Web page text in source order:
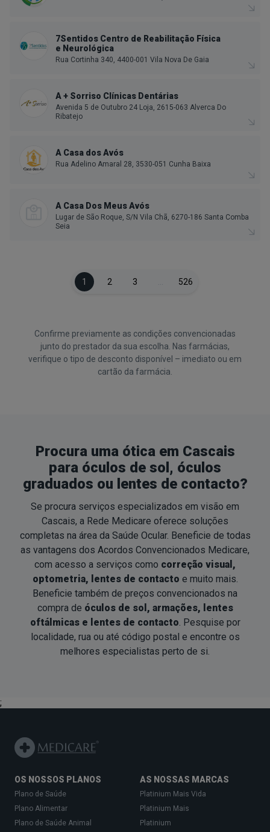
7Sentidos Centro de Reabilitação Física
e Neurológica
Rua Cortinha 340, 4400-001 Vila Nova De Gaia
A + Sorriso Clínicas Dentárias
Avenida 5 de Outubro 24 Loja, 2615-063 Alverca Do
Ribatejo
A Casa dos Avós
Rua Adelino Amaral 28, 3530-051 Cunha Baixa
A Casa Dos Meus Avós
Lugar de São Roque, S/N Vila Chã, 6270-186 Santa Comba
Seia
1 2 3 526
Confirme previamente as condições convencionadas
junto do prestador da sua escolha. Nas farmácias,
verifique o tipo de desconto disponível – imediato ou em
cartão da farmácia.
Procura uma ótica em Cascais
para óculos de sol, óculos
graduados ou lentes de contacto?
Se procura serviços especializados em visão em
Cascais, a Rede Medicare oferece soluções
completas na área da Saúde Ocular. Beneficie de todas
as vantagens dos Acordos Convencionados Medicare,
com acesso a serviços como correção visual,
optometria, lentes de contacto e muito mais.
Beneficie também de preços convencionados na
compra de óculos de sol, armações, lentes
oftálmicas e lentes de contacto. Pesquise por
localidade, rua ou até código postal e encontre os
melhores especialistas perto de si.
;
OS NOSSOS PLANOS
Plano de Saúde
Plano Alimentar
Plano de Saúde Animal
AS NOSSAS MARCAS
Platinium Mais Vida
Platinium Mais
Platinium